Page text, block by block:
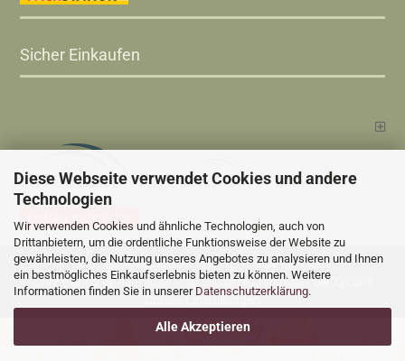
Diese Webseite verwendet Cookies und andere
Technologien
Wir verwenden Cookies und ähnliche Technologien, auch von
Drittanbietern, um die ordentliche Funktionsweise der Website zu
gewährleisten, die Nutzung unseres Angebotes zu analysieren und Ihnen
ein bestmögliches Einkaufserlebnis bieten zu können. Weitere
Informationen finden Sie in unserer Datenschutzerklärung.
Alle Akzeptieren
Sicher Einkaufen
Alle Preise sind inkl. MwSt., zzgl.Versandkosten
Online Shopby Gambio.de © 2025 Gambio Templates bei
Cookie Einstellungen